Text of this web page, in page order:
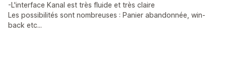
-L'interface Kanal est très fluide et très claire
Les possibilités sont nombreuses : Panier abandonnée, win-
back etc...